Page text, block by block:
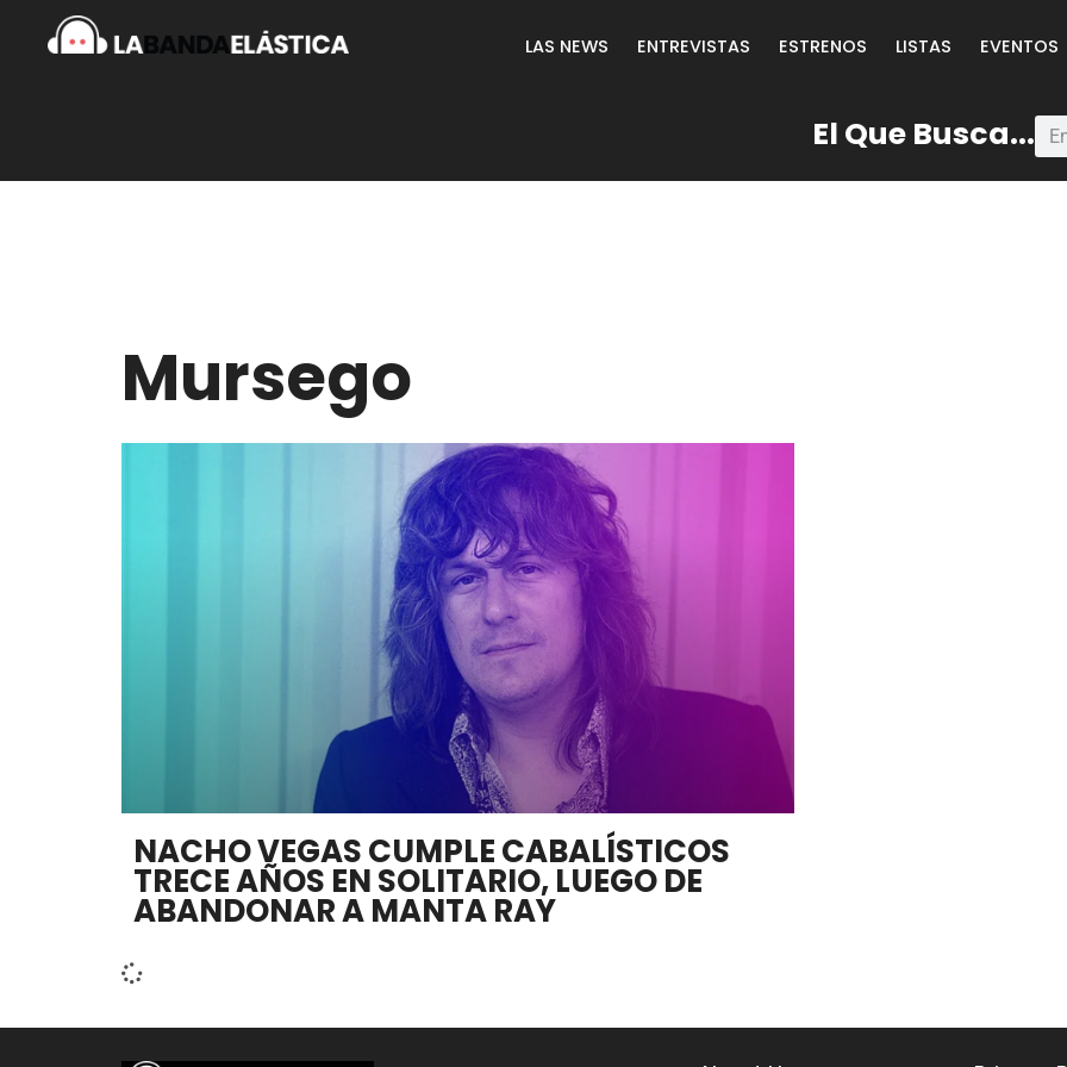
LAS NEWS ENTREVISTAS ESTRENOS LISTAS EVENTOS
El Que Busca...
Mursego
NACHO VEGAS CUMPLE CABALÍSTICOS
TRECE AÑOS EN SOLITARIO, LUEGO DE
ABANDONAR A MANTA RAY